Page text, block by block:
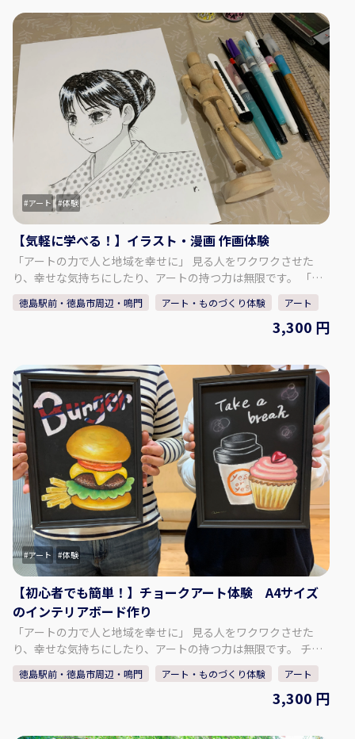
バリウムとは「植物標本」という意味があります。ボトルなど
に植物を入れて、透明なオイルで満たします。ボトルに光が差
し込んだときの美しさは、いつまでも眺めていたくなります。
お好みの花材を選び、オリジナルのハーバリウムアイテムを作
ってみませんか？ ◇料金 ハーバリウムボールペン １本：
1,800円 ハーバリウムボールペン ２本：2,800円 ハーバリウム
ボトル 大： 3,800円 ハーバリウムボトル 中： 2,800円 ハー
バリウムボトル 小： 1,800円 【追加オプション！】 ビール：
600円 1ドリンク：400円 カラオケ（1曲）：100円 ※ビールの
年齢は成人（20歳以上） ※ものづくり体験と併せてご利用いた
だけます。楽しい時間を過ごしましょう！ ◇時間・期間 体験可
能な日： 月、火、水、金、土、日 体験可能な時間：10:00 ～
22:00 所要時間： 1時間30分 ～ 2時間 ◇人数・年齢制限 最少催
行人数：2人 年齢制限：5歳以上 【事業者情報】 ポッポ亭 ◇住
所 徳島県板野郡北島町江尻字内中須12-7 ◇アクセス 車：松茂
ICから約10分 ◇駐車場 あり ◇TEL 10:00～：090-5712-1059
18:00～：088-698-7096 ◇営業時間・定休日 営業日：月、火、
水、金、土、日 営業時間：10:00 ～ 22:00 定休日：木 ◇SNS
Instagram：https://www.instagram.com/poppotei.keiko/
アート 体験
【気軽に学べる！】イラスト・漫画 作画体験
「アートの力で人と地域を幸せに」 見る人をワクワクさせた
り、幸せな気持ちにしたり、アートの持つ力は無限です。 「イ
ラスト・漫画体験」や「チョークアート看板製作」を通して、
人と人とのつながりを大切にし、「描くことの楽しさ」を皆さ
き、ペン入れ、トーン貼りを体験していただきます。 誰でも描
けるようになる「女性、男性の顔の描き方」を学んでから体験
スタート！ 初めての方は基本からレクチャーします。 手ぶらで
ご参加ください。 - - - - - - - - - - - - - - - - - - - - - - - - - - - - - -- -
- - - - - - ♢対象年齢♢ 小学生以上～（低学年のお子様は保護者
の同伴が必要です。） ♢参加人数♢ 最大4名様まで ♢すずの木
アートデザインについて♢ 日・祝日・年末年始は休みですが、
体験希望があれば開催します。 定休日で体験をご希望の方はお
問い合わせください。 お問い合わせ：
info@suzunokiartd.com ♢SNSはこちら♢ 【公式ＨＰ】
https://suzunokiartd.com/ 【Instagram】
https://www.instagram.com/chroniel05/ 【Facebook】
https://www.facebook.com/suzunokiartd/ 【Twitter】
https://twitter.com/suzunokikun1
徳島駅前・徳島市周辺・鳴門 アート・ものづくり体験 アート
3,300 円
アート 体験
【初心者でも簡単！】チョークアート体験 A4サイズ
のインテリアボード作り
「アートの力で人と地域を幸せに」 見る人をワクワクさせた
り、幸せな気持ちにしたり、アートの持つ力は無限です。 チョ
ークアート看板製作を通して、人と人とのつながりを大切に
し、「描くことの楽しさ」を皆さまに知っていただければと思
徳島駅前・徳島市周辺・鳴門 アート・ものづくり体験 アート
3,300 円